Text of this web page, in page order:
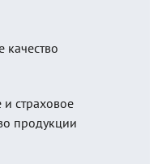
качество
и страховое
продукции